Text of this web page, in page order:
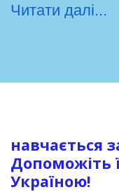
Читати далі...
навчається
Допоможіть
Україною!